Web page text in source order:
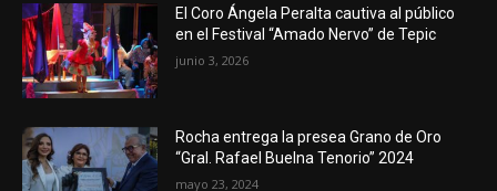
El Coro Ángela Peralta cautiva al público
en el Festival “Amado Nervo” de Tepic
junio 3, 2026
Rocha entrega la presea Grano de Oro
“Gral. Rafael Buelna Tenorio” 2024
mayo 23, 2024